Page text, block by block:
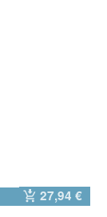
27,94 €